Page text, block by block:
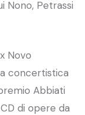
Petrassi
Novo
concertistica
Abbiati
di opere da